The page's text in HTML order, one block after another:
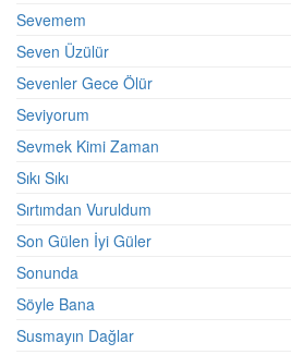
Sevemem
Seven Üzülür
Sevenler Gece Ölür
Seviyorum
Sevmek Kimi Zaman
Sıkı Sıkı
Sırtımdan Vuruldum
Son Gülen İyi Güler
Sonunda
Söyle Bana
Susmayın Dağlar